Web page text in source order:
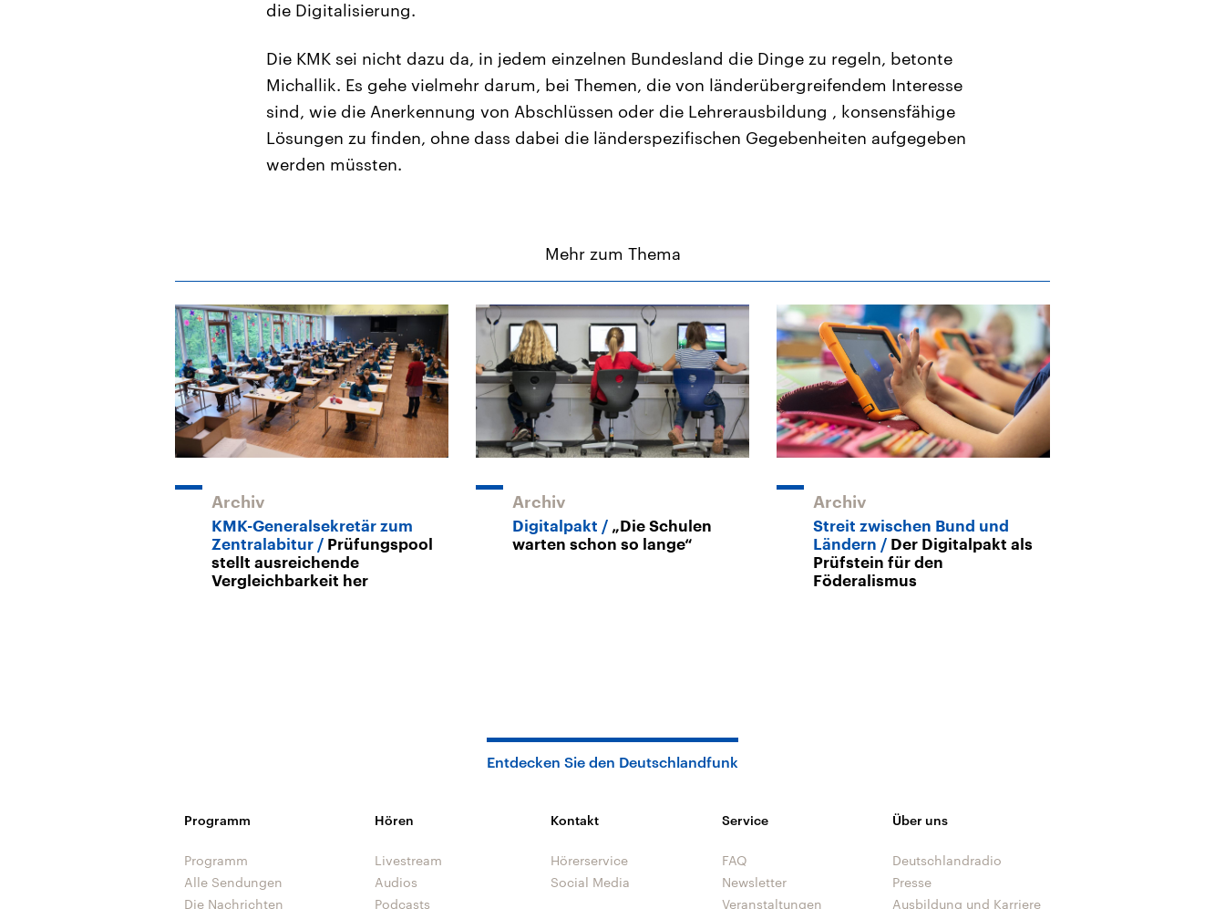
die Digitalisierung.
Die KMK sei nicht dazu da, in jedem einzelnen Bundesland die Dinge zu regeln, betonte
Michallik. Es gehe vielmehr darum, bei Themen, die von länderübergreifendem Interesse
sind, wie die Anerkennung von Abschlüssen oder die Lehrerausbildung , konsensfähige
Lösungen zu finden, ohne dass dabei die länderspezifischen Gegebenheiten aufgegeben
werden müssten.
Mehr zum Thema
Archiv
KMK-Generalsekretär zum
Zentralabitur
Prüfungspool
stellt ausreichende
Vergleichbarkeit her
Archiv
Digitalpakt
„Die Schulen
warten schon so lange“
Archiv
Streit zwischen Bund und
Ländern
Der Digitalpakt als
Prüfstein für den
Föderalismus
Entdecken Sie den Deutschlandfunk
Programm
Programm
Alle Sendungen
Die Nachrichten
Hören
Livestream
Audios
Podcasts
Kontakt
Hörerservice
Social Media
Service
FAQ
Newsletter
Veranstaltungen
Über uns
Deutschlandradio
Presse
Ausbildung und Karriere